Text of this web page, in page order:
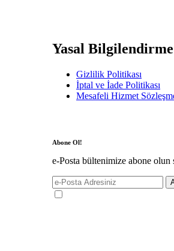
Yasal Bilgilendirme
Gizlilik Politikası
İptal ve İade Politikası
Mesafeli Hizmet
Abone Ol!
e-Posta bültenimize abone